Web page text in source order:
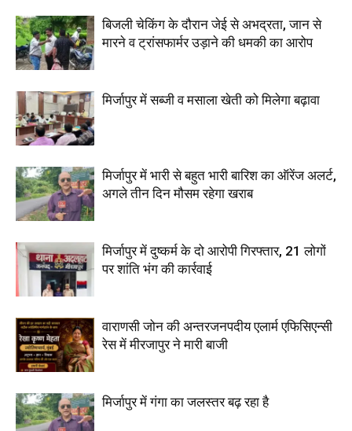
बिजली चेकिंग के दौरान जेई से अभद्रता, जान से
मारने व ट्रांसफार्मर उड़ाने की धमकी का आरोप
मिर्जापुर में सब्जी व मसाला खेती को मिलेगा बढ़ावा
मिर्जापुर में भारी से बहुत भारी बारिश का ऑरेंज अलर्ट,
अगले तीन दिन मौसम रहेगा खराब
मिर्जापुर में दुष्कर्म के दो आरोपी गिरफ्तार, 21 लोगों
पर शांति भंग की कार्रवाई
वाराणसी जोन की अन्तरजनपदीय एलार्म एफिसिएन्सी
रेस में मीरजापुर ने मारी बाजी
मिर्जापुर में गंगा का जलस्तर बढ़ रहा है